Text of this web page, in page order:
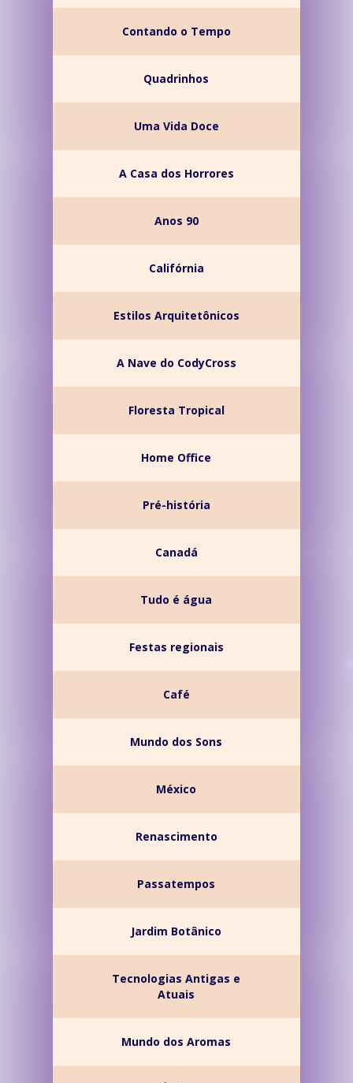
Contando o Tempo
Quadrinhos
Uma Vida Doce
A Casa dos Horrores
Anos 90
Califórnia
Estilos Arquitetônicos
A Nave do CodyCross
Floresta Tropical
Home Office
Pré-história
Canadá
Tudo é água
Festas regionais
Café
Mundo dos Sons
México
Renascimento
Passatempos
Jardim Botânico
Tecnologias Antigas e
Atuais
Mundo dos Aromas